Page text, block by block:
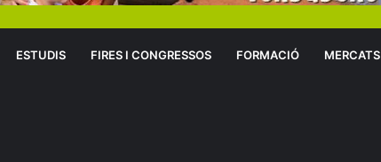
ESTUDIS FIRES I CONGRESSOS FORMACIÓ MERCATS